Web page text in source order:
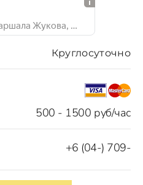
500 - 1500 руб/час
Круглосуточно
+6 (04-) 709-
Таганрог, улица Маршала Жукова, 212